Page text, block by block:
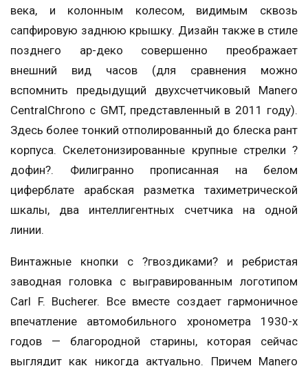
века, и колонным колесом, видимым сквозь
сапфировую заднюю крышку. Дизайн также в стиле
позднего ар-деко совершенно преображает
внешний вид часов (для сравнения можно
вспомнить предыдущий двухсчетчиковый Manero
CentralChrono c GMT, представленный в 2011 году).
Здесь более тонкий отполированный до блеска рант
корпуса. Скелетонизированные крупные стрелки ?
дофин?. Филигранно прописанная на белом
циферблате арабская разметка тахиметрической
шкалы, два интеллигентных счетчика на одной
линии.
Винтажные кнопки с ?гвоздиками? и ребристая
заводная головка с выгравированным логотипом
Carl F. Bucherer. Все вместе создает гармоничное
впечатление автомобильного хронометра 1930-х
годов — благородной старины, которая сейчас
выглядит как никогда актуально. Причем Manero